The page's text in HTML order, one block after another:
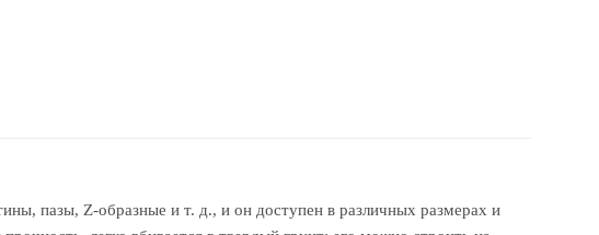
пазы, Z-образные и т. д., и он доступен в различных размерах и